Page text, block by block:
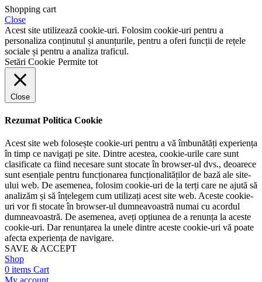
Shopping cart
Close
Acest site utilizează cookie-uri. Folosim cookie-uri pentru a
personaliza conținutul și anunțurile, pentru a oferi funcții de rețele
sociale și pentru a analiza traficul.
Setări Cookie Permite tot
Close
Rezumat Politica Cookie
Acest site web folosește cookie-uri pentru a vă îmbunătăți experiența
în timp ce navigați pe site. Dintre acestea, cookie-urile care sunt
clasificate ca fiind necesare sunt stocate în browser-ul dvs., deoarece
sunt esențiale pentru funcționarea funcționalităților de bază ale site-
ului web. De asemenea, folosim cookie-uri de la terți care ne ajută să
analizăm și să înțelegem cum utilizați acest site web. Aceste cookie-
uri vor fi stocate în browser-ul dumneavoastră numai cu acordul
dumneavoastră. De asemenea, aveți opțiunea de a renunța la aceste
cookie-uri. Dar renunțarea la unele dintre aceste cookie-uri vă poate
afecta experiența de navigare.
SAVE & ACCEPT
Shop
0 items Cart